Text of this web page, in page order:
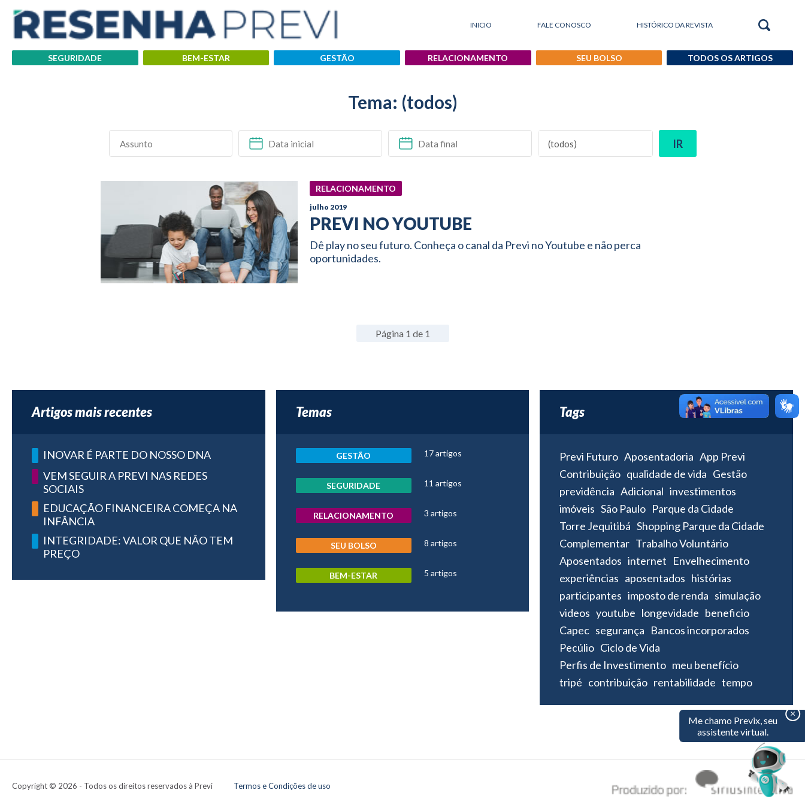
INICIO FALE CONOSCO HISTÓRICO DA REVISTA
SEGURIDADE BEM-ESTAR GESTÃO RELACIONAMENTO SEU BOLSO TODOS OS ARTIGOS
Tema: (todos)
IR
RELACIONAMENTO
julho 2019
PREVI NO YOUTUBE
Dê play no seu futuro. Conheça o canal da Previ no Youtube e não perca
oportunidades.
Página 1 de 1
Artigos mais recentes
INOVAR É PARTE DO NOSSO DNA
VEM SEGUIR A PREVI NAS REDES
SOCIAIS
EDUCAÇÃO FINANCEIRA COMEÇA NA
INFÂNCIA
INTEGRIDADE: VALOR QUE NÃO TEM
PREÇO
Temas
GESTÃO 17 artigos
SEGURIDADE 11 artigos
RELACIONAMENTO 3 artigos
SEU BOLSO 8 artigos
BEM-ESTAR 5 artigos
Tags
Previ Futuro Aposentadoria App Previ
Contribuição qualidade de vida Gestão
previdência Adicional investimentos
imóveis São Paulo Parque da Cidade
Torre Jequitibá Shopping Parque da Cidade
Complementar Trabalho Voluntário
Aposentados internet Envelhecimento
experiências aposentados histórias
participantes imposto de renda simulação
videos youtube longevidade beneficio
Capec segurança Bancos incorporados
Pecúlio Ciclo de Vida
Perfis de Investimento meu benefício
tripé contribuição rentabilidade tempo
Copyright © 2026 - Todos os direitos reservados à Previ Termos e Condições de uso
Me chamo Previx, seu
assistente virtual.
×